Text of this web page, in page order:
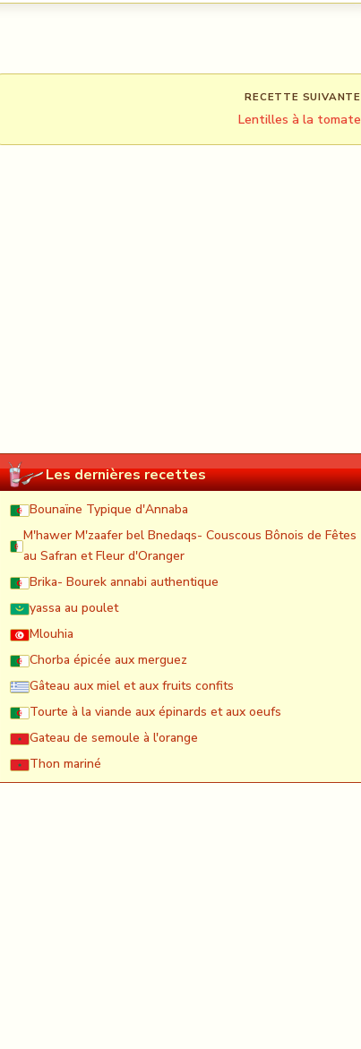
RECETTE SUIVANTE
Lentilles à la tomate
Les dernières recettes
Bounaïne Typique d'Annaba
M'hawer M'zaafer bel Bnedaqs- Couscous Bônois de Fêtes
au Safran et Fleur d'Oranger
Brika- Bourek annabi authentique
yassa au poulet
Mlouhia
Chorba épicée aux merguez
Gâteau aux miel et aux fruits confits
Tourte à la viande aux épinards et aux oeufs
Gateau de semoule à l'orange
Thon mariné